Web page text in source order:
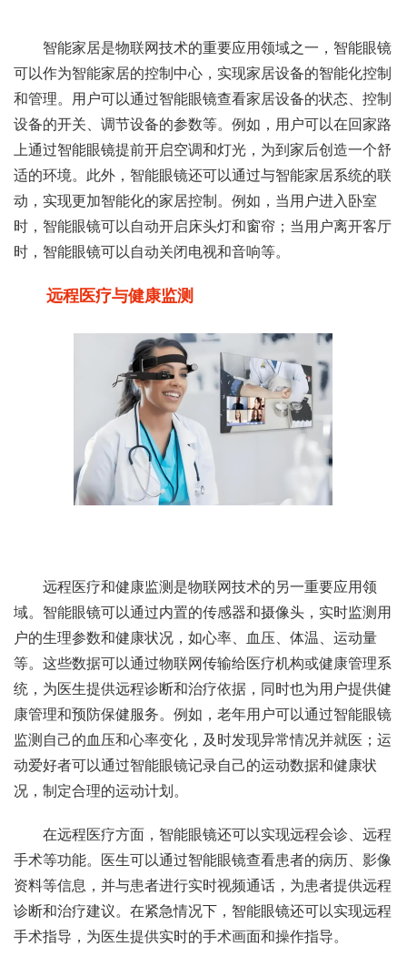
智能家居是物联网技术的重要应用领域之一，智能眼镜
可以作为智能家居的控制中心，实现家居设备的智能化控制
和管理。用户可以通过智能眼镜查看家居设备的状态、控制
设备的开关、调节设备的参数等。例如，用户可以在回家路
上通过智能眼镜提前开启空调和灯光，为到家后创造一个舒
适的环境。此外，智能眼镜还可以通过与智能家居系统的联
动，实现更加智能化的家居控制。例如，当用户进入卧室
时，智能眼镜可以自动开启床头灯和窗帘；当用户离开客厅
时，智能眼镜可以自动关闭电视和音响等。
远程医疗与健康监测
远程医疗和健康监测是物联网技术的另一重要应用领
域。智能眼镜可以通过内置的传感器和摄像头，实时监测用
户的生理参数和健康状况，如心率、血压、体温、运动量
等。这些数据可以通过物联网传输给医疗机构或健康管理系
统，为医生提供远程诊断和治疗依据，同时也为用户提供健
康管理和预防保健服务。例如，老年用户可以通过智能眼镜
监测自己的血压和心率变化，及时发现异常情况并就医；运
动爱好者可以通过智能眼镜记录自己的运动数据和健康状
况，制定合理的运动计划。
在远程医疗方面，智能眼镜还可以实现远程会诊、远程
手术等功能。医生可以通过智能眼镜查看患者的病历、影像
资料等信息，并与患者进行实时视频通话，为患者提供远程
诊断和治疗建议。在紧急情况下，智能眼镜还可以实现远程
手术指导，为医生提供实时的手术画面和操作指导。